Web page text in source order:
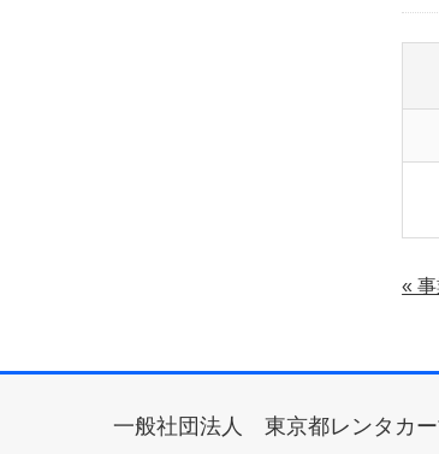
«
一般社団法人 東京都レンタカ